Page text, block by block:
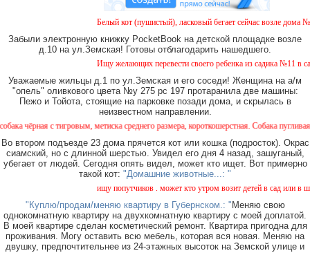
Белый кот (пушистый), ласковый бегает сейчас возле дома
Забыли электронную книжку PocketBook на детской площадке возле
д.10 на ул.Земская! Готовы отблагодарить нашедшего.
Ищу желающих перевести своего ребенка из садика №11 в
Уважаемые жильцы д.1 по ул.Земская и его соседи! Женщина на а/м
"опель" оливкового цвета №у 275 рс 197 протаранила две машины:
Пежо и Тойота, стоящие на парковке позади дома, и скрылась в
неизвестном направлении.
с тигровым, метиска среднего размера, короткошерстная. Собака пугливая, не
Во втором подъезде 23 дома прячется кот или кошка (подросток). Окрас
сиамский, но с длинной шерстью. Увидел его дня 4 назад, зашуганый,
убегает от людей. Сегодня опять видел, может кто ищет. Вот примерно
такой кот: "Домашние животные...: "
ищу попутчиков . может кто утром возит детей в сад или в
"Куплю/продам/меняю квартиру в Губернском.: " Меняю свою
однокомнатную квартиру на двухкомнатную квартиру с моей доплатой.
В моей квартире сделан косметический ремонт. Квартира пригодна для
проживания. Могу оставить всю мебель, которая вся новая. Меняю на
двушку, предпочтительнее из 24-этажных высоток на Земской улице и